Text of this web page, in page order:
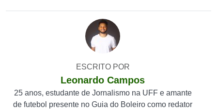
ESCRITO POR
Leonardo Campos
25 anos, estudante de Jornalismo na UFF e amante
de futebol presente no Guia do Boleiro como redator